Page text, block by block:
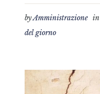
byAmministrazione
del giorno